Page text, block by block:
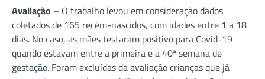
Avaliação – O trabalho levou em consideração dados
coletados de 165 recém-nascidos, com idades entre 1 a 18
dias. No caso, as mães testaram positivo para Covid-19
quando estavam entre a primeira e a 40ª semana de
gestação. Foram excluídas da avaliação crianças que já